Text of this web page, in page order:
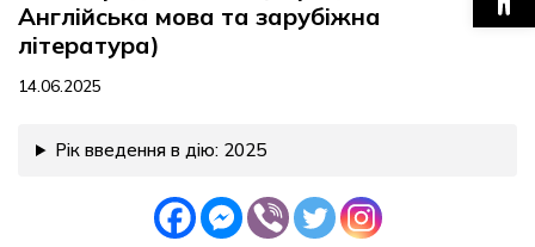
Англійська мова та зарубіжна
література)
14.06.2025
Рік введення в дію: 2025